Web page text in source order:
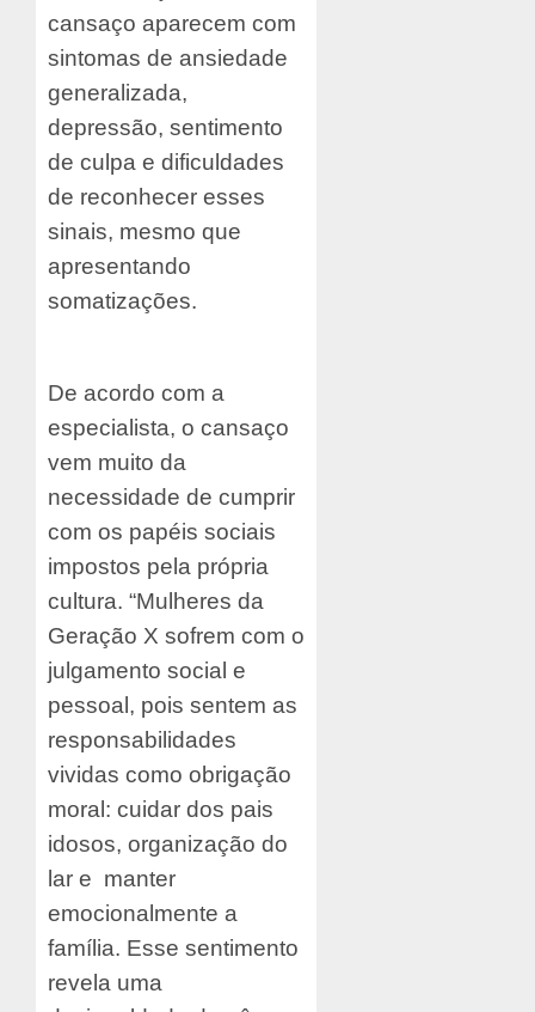
cansaço aparecem com
sintomas de ansiedade
generalizada,
depressão, sentimento
de culpa e dificuldades
de reconhecer esses
sinais, mesmo que
apresentando
somatizações.
De acordo com a
especialista, o cansaço
vem muito da
necessidade de cumprir
com os papéis sociais
impostos pela própria
cultura. “Mulheres da
Geração X sofrem com o
julgamento social e
pessoal, pois sentem as
responsabilidades
vividas como obrigação
moral: cuidar dos pais
idosos, organização do
lar e manter
emocionalmente a
família. Esse sentimento
revela uma